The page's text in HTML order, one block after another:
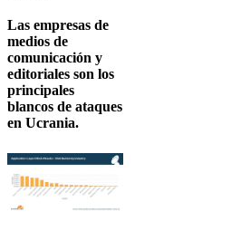
Las empresas de
medios de
comunicación y
editoriales son los
principales
blancos de ataques
en Ucrania.